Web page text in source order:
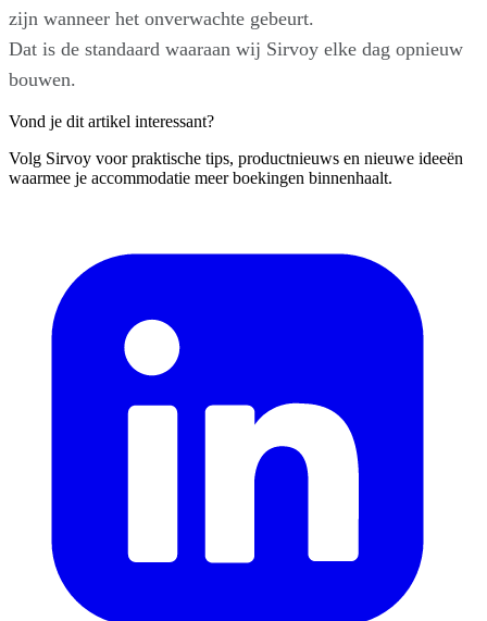
zijn wanneer het onverwachte gebeurt.
Dat is de standaard waaraan wij Sirvoy elke dag opnieuw
bouwen.
Vond je dit artikel interessant?
Volg Sirvoy voor praktische tips, productnieuws en nieuwe ideeën
waarmee je accommodatie meer boekingen binnenhaalt.